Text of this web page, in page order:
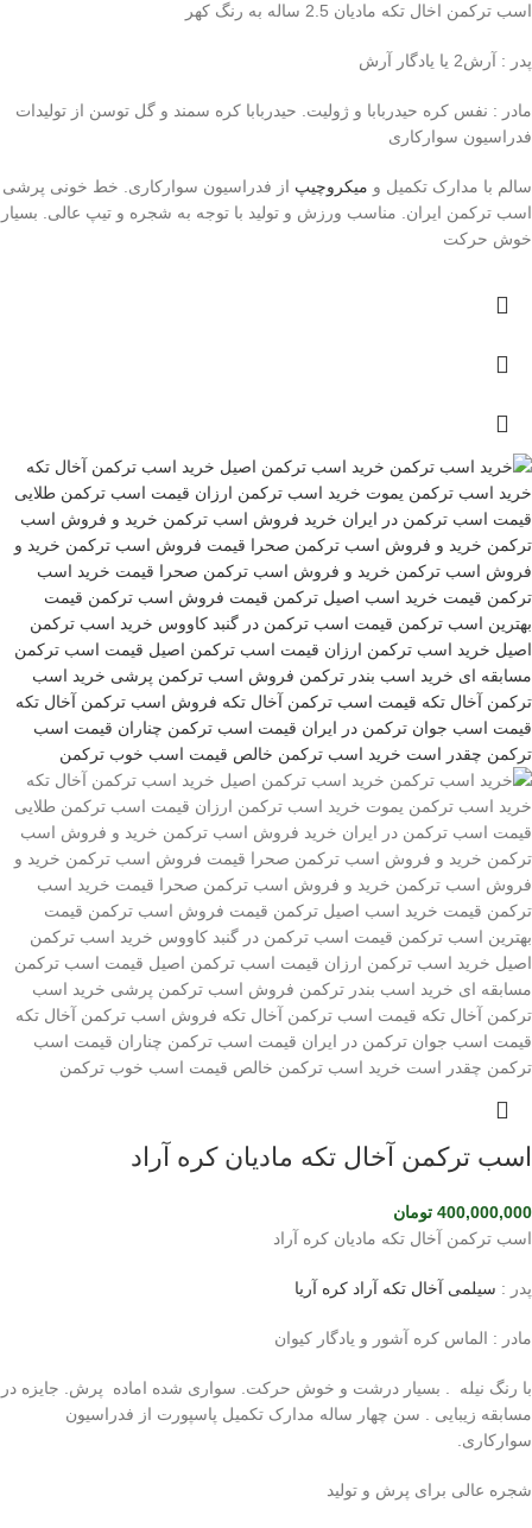
اسب ترکمن اخال تکه مادیان 2.5 ساله به رنگ کهر
پدر : آرش2 یا یادگار آرش
مادر : نفس کره حیدربابا و ژولیت. حیدربابا کره سمند و گل توسن از تولیدات
فدراسیون سوارکاری
سالم با مدارک تکمیل و میکروچیپ از فدراسیون سوارکاری. خط خونی پرشی
اسب ترکمن ایران. مناسب ورزش و تولید با توجه به شجره و تیپ عالی. بسیار
خوش حرکت
اسب ترکمن آخال تکه مادیان کره آراد
400,000,000 تومان
اسب ترکمن آخال تکه مادیان کره آراد
پدر : سیلمی آخال تکه آراد کره آریا
مادر : الماس کره آشور و یادگار کیوان
با رنگ نیله . بسیار درشت و خوش حرکت. سواری شده اماده پرش. جایزه در
مسابقه زیبایی . سن چهار ساله مدارک تکمیل پاسپورت از فدراسیون
سوارکاری.
شجره عالی برای پرش و تولید